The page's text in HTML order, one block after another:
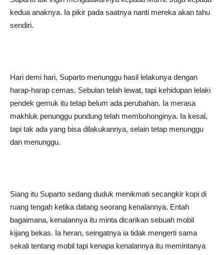
kedua anaknya. Ia pikir pada saatnya nanti mereka akan tahu
sendiri.
Hari demi hari, Suparto menunggu hasil lelakunya dengan
harap-harap cemas. Sebulan telah lewat, tapi kehidupan lelaki
pendek gemuk itu tetap belum ada perubahan. Ia merasa
makhluk penunggu pundung telah membohonginya. Ia kesal,
tapi tak ada yang bisa dilakukannya, selain tetap menunggu
dan menunggu.
Siang itu Suparto sedang duduk menikmati secangkir kopi di
ruang tengah ketika datang seorang kenalannya. Entah
bagaimana, kenalannya itu minta dicarikan sebuah mobil
kijang bekas. Ia heran, seingatnya ia tidak mengerti sama
sekali tentang mobil tapi kenapa kenalannya itu memintanya